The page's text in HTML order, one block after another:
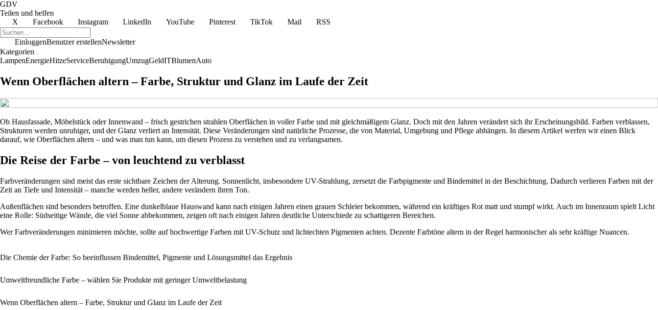
GDV
Teilen und helfen
X
Facebook Instagram LinkedIn YouTube Pinterest TikTok Mail RSS
EinloggenBenutzer erstellenNewsletter
Kategorien
LampenEnergieHitzeServiceBeruhigungUmzugGeldITBlumenAuto
Wenn Oberflächen altern – Farbe, Struktur und Glanz im Laufe der Zeit
Ob Hausfassade, Möbelstück oder Innenwand – frisch gestrichen strahlen Oberflächen in voller Farbe und mit gleichmäßigem Glanz. Doch mit den Jahren verändert sich ihr Erscheinungsbild. Farben verblassen,
Strukturen werden unruhiger, und der Glanz verliert an Intensität. Diese Veränderungen sind natürliche Prozesse, die von Material, Umgebung und Pflege abhängen. In diesem Artikel werfen wir einen Blick
darauf, wie Oberflächen altern – und was man tun kann, um diesen Prozess zu verstehen und zu verlangsamen.
Die Reise der Farbe – von leuchtend zu verblasst
Farbveränderungen sind meist das erste sichtbare Zeichen der Alterung. Sonnenlicht, insbesondere UV-Strahlung, zersetzt die Farbpigmente und Bindemittel in der Beschichtung. Dadurch verlieren Farben mit der
Zeit an Tiefe und Intensität – manche werden heller, andere verändern ihren Ton.
Außenflächen sind besonders betroffen. Eine dunkelblaue Hauswand kann nach einigen Jahren einen grauen Schleier bekommen, während ein kräftiges Rot matt und stumpf wirkt. Auch im Innenraum spielt Licht
eine Rolle: Südseitige Wände, die viel Sonne abbekommen, zeigen oft nach einigen Jahren deutliche Unterschiede zu schattigeren Bereichen.
Wer Farbveränderungen minimieren möchte, sollte auf hochwertige Farben mit UV-Schutz und lichtechten Pigmenten achten. Dezente Farbtöne altern in der Regel harmonischer als sehr kräftige Nuancen.
Die Chemie der Farbe: So beeinflussen Bindemittel, Pigmente und Lösungsmittel das Ergebnis
Umweltfreundliche Farbe – wählen Sie Produkte mit geringer Umweltbelastung
Wenn Oberflächen altern – Farbe, Struktur und Glanz im Laufe der Zeit